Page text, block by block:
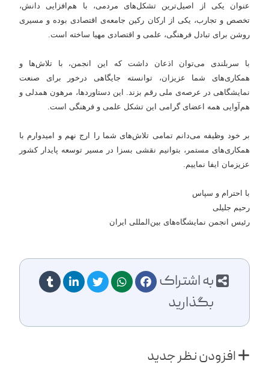
عنوان یکی از اصیل‌ترین تشکل‌های مردمی، با هم‌افزایی دانش،
تخصص و تجارب، یکی از ارکان رکین جامعه‌ی اقتصادی بوده و مسیری
روشن برای تبادل فرهنگی، علمی و اقتصادی مهیا ساخته است.
با سربلندی می‌توان اذعان داشت که این انجمن، با تلاش‌ها و
همکاری‌های شما عزیزان، توانسته جایگاهی درخور برای صنعت
نمایشگاهی در عرصه‌ی ملی رقم بزند. این دستاوردها، مرهون همدلی و
هم‌آوایی همه اعضای گرامی این تشکل علمی و فرهنگی است.
بر خود وظیفه می‌دانم تمامی تلاش‌های شما را ارج نهم و امیدوارم با
همکاری‌های مستمر، بتوانیم نقشی بسزا در مسیر توسعه پایدار کشور
عزیزمان ایفا نماییم.
با احترام و سپاس
رحیم جلیلی
رئیس انجمن نمایشگاه‌های بین‌المللی ایران
به اشتراک
بگذارید
افزودن نظر جدید